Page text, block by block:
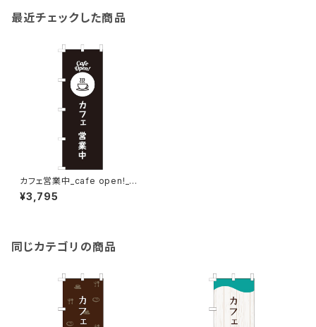
最近チェックした商品
カフェ営業中_cafe open!_黒
のぼり旗
¥3,795
同じカテゴリの商品